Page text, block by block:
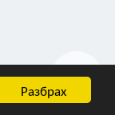
Разбрах